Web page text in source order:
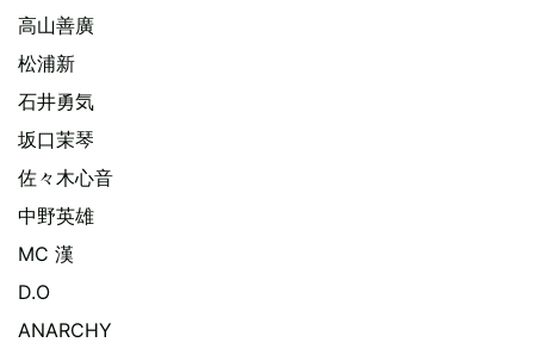
高山善廣
松浦新
石井勇気
坂口茉琴
佐々木心音
中野英雄
MC 漢
D.O
ANARCHY